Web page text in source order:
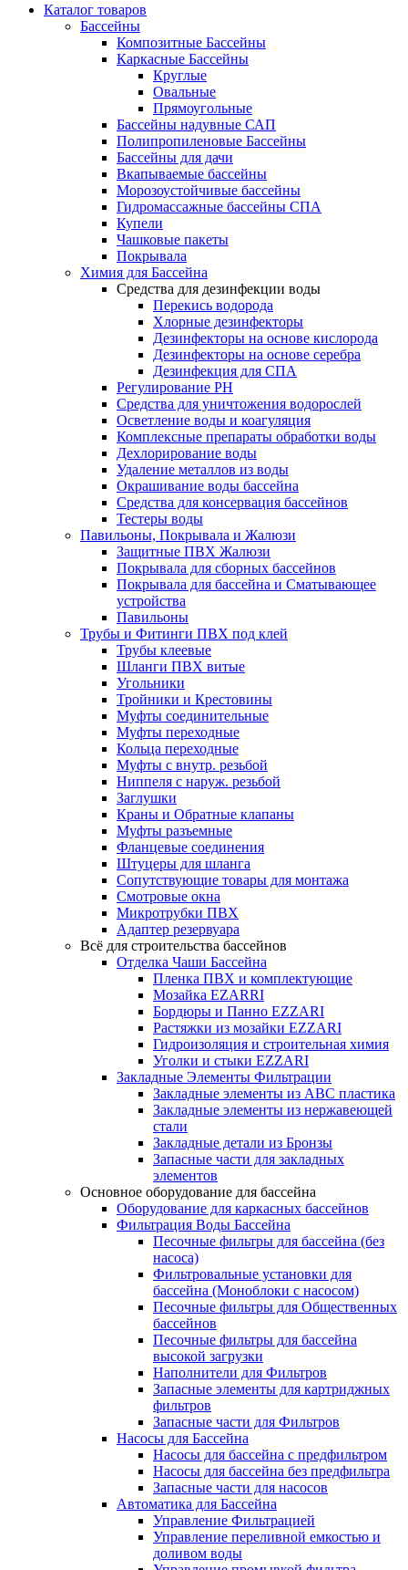
Каталог товаров
Бассейны
Композитные Бассейны
Каркасные Бассейны
Круглые
Овальные
Прямоугольные
Бассейны надувные САП
Полипропиленовые Бассейны
Бассейны для дачи
Вкапываемые бассейны
Морозоустойчивые бассейны
Гидромассажные бассейны СПА
Купели
Чашковые пакеты
Покрывала
Химия для Бассейна
Средства для дезинфекции воды
Перекись водорода
Хлорные дезинфекторы
Дезинфекторы на основе кислорода
Дезинфекторы на основе серебра
Дезинфекция для СПА
Регулирование РН
Средства для уничтожения водорослей
Осветление воды и коагуляция
Комплексные препараты обработки воды
Дехлорирование воды
Удаление металлов из воды
Окрашивание воды бассейна
Средства для консервация бассейнов
Тестеры воды
Павильоны, Покрывала и Жалюзи
Защитные ПВХ Жалюзи
Покрывала для сборных бассейнов
Покрывала для бассейна и Сматывающее
устройства
Павильоны
Трубы и Фитинги ПВХ под клей
Трубы клеевые
Шланги ПВХ витые
Угольники
Тройники и Крестовины
Муфты соединительные
Муфты переходные
Кольца переходные
Муфты с внутр. резьбой
Ниппеля с наруж. резьбой
Заглушки
Краны и Обратные клапаны
Муфты разъемные
Фланцевые соединения
Штуцеры для шланга
Сопутствующие товары для монтажа
Смотровые окна
Микротрубки ПВХ
Адаптер резервуара
Всё для строительства бассейнов
Отделка Чаши Бассейна
Пленка ПВХ и комплектующие
Мозайка EZARRI
Бордюры и Панно EZZARI
Растяжки из мозайки EZZARI
Гидроизоляция и строительная химия
Уголки и стыки EZZARI
Закладные Элементы Фильтрации
Закладные элементы из ABC пластика
Закладные элементы из нержавеющей
стали
Закладные детали из Бронзы
Запасные части для закладных
элементов
Основное оборудование для бассейна
Оборудование для каркасных бассейнов
Фильтрация Воды Бассейна
Песочные фильтры для бассейна (без
насоса)
Фильтровальные установки для
бассейна (Моноблоки с насосом)
Песочные фильтры для Общественных
бассейнов
Песочные фильтры для бассейна
высокой загрузки
Наполнители для Фильтров
Запасные элементы для картриджных
фильтров
Запасные части для Фильтров
Насосы для Бассейна
Насосы для бассейна с предфильтром
Насосы для бассейна без предфильтра
Запасные части для насосов
Автоматика для Бассейна
Управление Фильтрацией
Управление переливной емкостью и
доливом воды